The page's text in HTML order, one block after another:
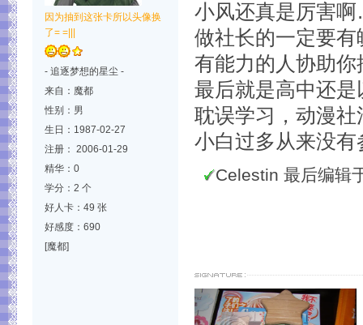
因为抽到这张卡所以头像换
了= =|||
- 追逐梦想的星尘 -
来自：魔都
性别：男
生日：1987-02-27
注册： 2006-01-29
精华：0
学分：2 个
好人卡：49 张
好感度：690
[魔都]
小风还真是厉害
做社长的一定要
有能力的人协助你
最后就是高中还
耽误学习，动漫
小白过多从来没
Celestin 最后编辑